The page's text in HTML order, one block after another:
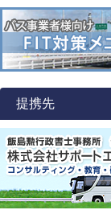
提携先